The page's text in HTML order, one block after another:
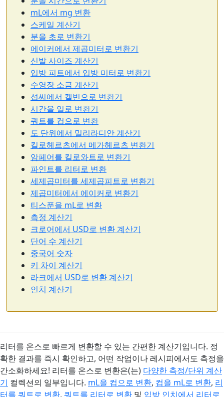
mL에서 mg 변환
스케일 계산기
분을 초로 변환기
에이커에서 제곱미터로 변환기
신발 사이즈 계산기
입방 피트에서 입방 미터로 변환기
수영장 소금 계산기
섭씨에서 켈빈으로 변환기
시간을 일로 변환기
쿼트를 컵으로 변환
도 단위에서 밀리라디안 계산기
킬로헤르츠에서 메가헤르츠 변환기
암페어를 킬로와트로 변환기
파인트를 리터로 변환
세제곱미터를 세제곱피트로 변환기
제곱미터에서 에이커로 변환기
티스푼을 mL로 변환
측정 계산기
크로어에서 USD로 변환 계산기
단어 수 계산기
중국어 숫자
키 차이 계산기
라크에서 USD로 변환 계산기
인치 계산기
리터를 온스로 빠르게 변환할 수 있는 간편한 계산기입니다. 정
확한 결과를 즉시 확인하고, 어떤 작업이나 레시피에서도 측정을
간소화하세요! 리터를 온스로 변환은(는) 다양한 측정/단위 계산
기 컬렉션의 일부입니다. mL을 컵으로 변환, 컵을 mL로 변환, 리
터를 쿼트로 변환, 쿼트를 리터로 변환 및 입방 인치에서 리터로